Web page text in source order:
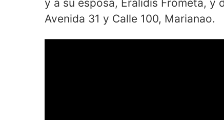
y a su esposa, Eralidis Frómeta, y
Avenida 31 y Calle 100, Marianao.